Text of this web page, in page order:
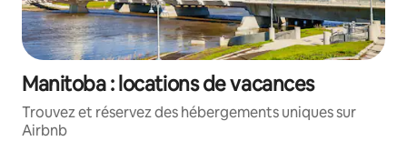
Manitoba : locations de vacances
Trouvez et réservez des hébergements uniques sur
Airbnb